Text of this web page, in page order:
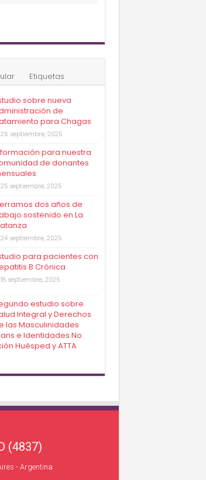
Etiquetas
sobre nueva
de
para Chagas
26 septiembre, 2025
para nuestra
de donantes
25 septiembre, 2025
dos años de
sostenido en La
24 septiembre, 2025
para pacientes con
B Crónica
18 septiembre, 2025
estudio sobre
Integral y Derechos
las Masculinidades
e Identidades No
Huésped y ATTA
(4837)
- Argentina